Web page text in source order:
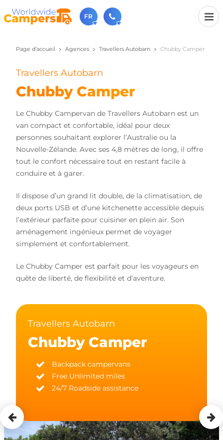
FR
+31 030-6974964
17h).
sales@worldwidecampers.com
Vous pouvez également nous envoyer un e-mail.
Page d’accueil Agences Travellers Autobarn Chubby Camper
Travellers Autobarn
Chubby Camper
Le Chubby Campervan de Travellers Autobarn est un
van compact et confortable, idéal pour deux
personnes souhaitant explorer l’Australie ou la
Nouvelle-Zélande. Avec ses 4,8 mètres de long, il offre
tout le confort nécessaire tout en restant facile à
conduire et à garer.
Il dispose d’un grand lit double, de la climatisation, de
deux ports USB et d’une kitchenette accessible depuis
l’extérieur parfaite pour cuisiner en plein air. Son
aménagement ingénieux permet de voyager
simplement et confortablement.
Le Chubby Camper est parfait pour les voyageurs en
quête de liberté, de flexibilité et d’aventure.
Travellers Autobarn
Chubby Camper
Backpack campervans
Free Unlimited miles
24/7 Roadside assistance